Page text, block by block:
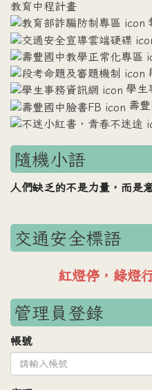
教育中程計畫
學生
壽
隨機小語
人們缺乏的不是力量，而是
交通安全標語
紅燈停，綠燈
管理員登錄
帳號